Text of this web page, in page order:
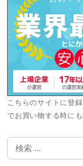
こちらのサイトに登
でお買い物する時に
検
索